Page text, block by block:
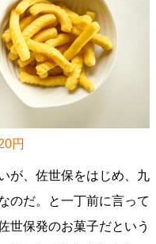
円
が、佐世保をはじめ、九
のだ。と一丁前に言って
世保発のお菓子だという